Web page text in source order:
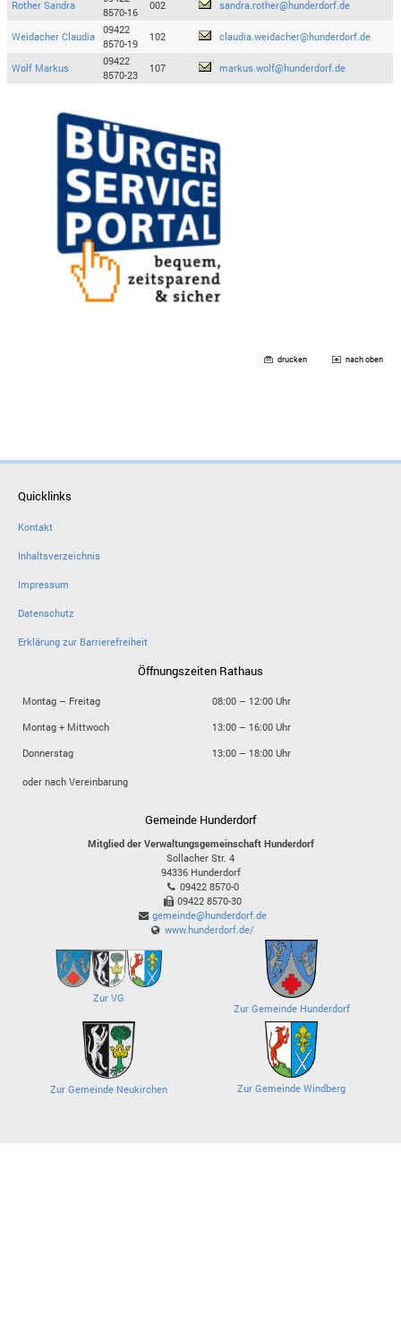
Rother Sandra
8570-16
002 sandra.rother@hunderdorf.de
Weidacher Claudia
09422
8570-19
102 claudia.weidacher@hunderdorf.de
Wolf Markus
09422
8570-23
107 markus.wolf@hunderdorf.de
drucken nach oben
Quicklinks
Kontakt
Inhaltsverzeichnis
Impressum
Datenschutz
Erklärung zur Barrierefreiheit
Öffnungszeiten Rathaus
Montag – Freitag
08:00 – 12:00 Uhr
Montag + Mittwoch
13:00 – 16:00 Uhr
Donnerstag
13:00 – 18:00 Uhr
oder nach Vereinbarung
Gemeinde Hunderdorf
Mitglied der Verwaltungsgemeinschaft Hunderdorf
Sollacher Str. 4
94336 Hunderdorf
09422 8570-0
09422 8570-30
gemeinde@hunderdorf.de
www.hunderdorf.de/
Zur VG
Zur Gemeinde Hunderdorf
Zur Gemeinde Neukirchen Zur Gemeinde Windberg